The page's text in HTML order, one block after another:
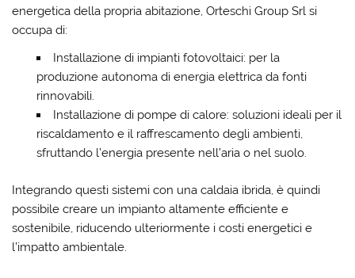
energetica della propria abitazione, Orteschi Group Srl si
occupa di:
Installazione di impianti fotovoltaici: per la
produzione autonoma di energia elettrica da fonti
rinnovabili.
Installazione di pompe di calore: soluzioni ideali per il
riscaldamento e il raffrescamento degli ambienti,
sfruttando l’energia presente nell’aria o nel suolo.
Integrando questi sistemi con una caldaia ibrida, è quindi
possibile creare un impianto altamente efficiente e
sostenibile, riducendo ulteriormente i costi energetici e
l’impatto ambientale.